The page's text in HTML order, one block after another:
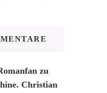
zu
Christian